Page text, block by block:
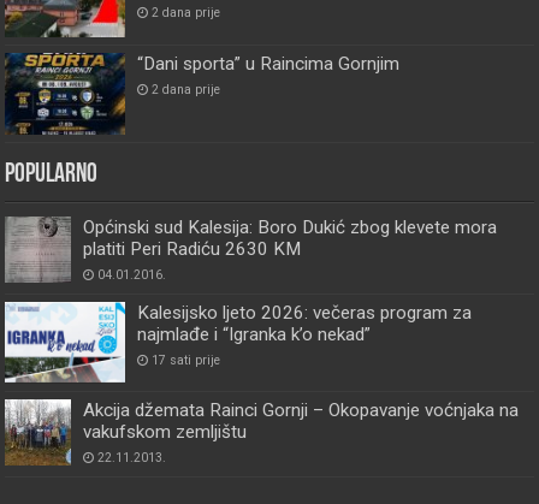
2 dana prije
“Dani sporta” u Raincima Gornjim
2 dana prije
Popularno
Općinski sud Kalesija: Boro Dukić zbog klevete mora
platiti Peri Radiću 2630 KM
04.01.2016.
Kalesijsko ljeto 2026: večeras program za
najmlađe i “Igranka k’o nekad”
17 sati prije
Akcija džemata Rainci Gornji – Okopavanje voćnjaka na
vakufskom zemljištu
22.11.2013.